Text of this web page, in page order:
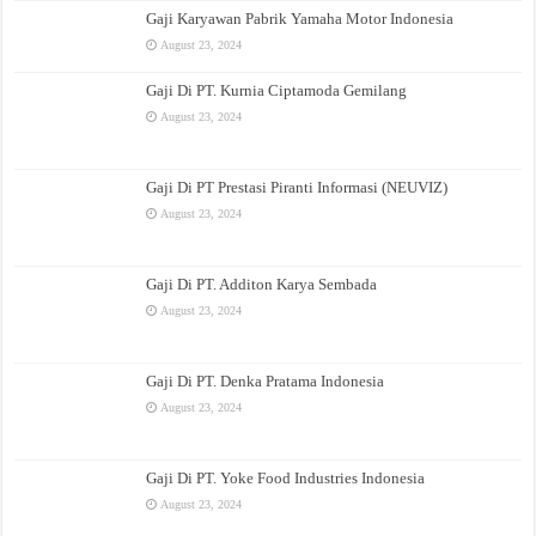
Gaji Karyawan Pabrik Yamaha Motor Indonesia
August 23, 2024
Gaji Di PT. Kurnia Ciptamoda Gemilang
August 23, 2024
Gaji Di PT Prestasi Piranti Informasi (NEUVIZ)
August 23, 2024
Gaji Di PT. Additon Karya Sembada
August 23, 2024
Gaji Di PT. Denka Pratama Indonesia
August 23, 2024
Gaji Di PT. Yoke Food Industries Indonesia
August 23, 2024